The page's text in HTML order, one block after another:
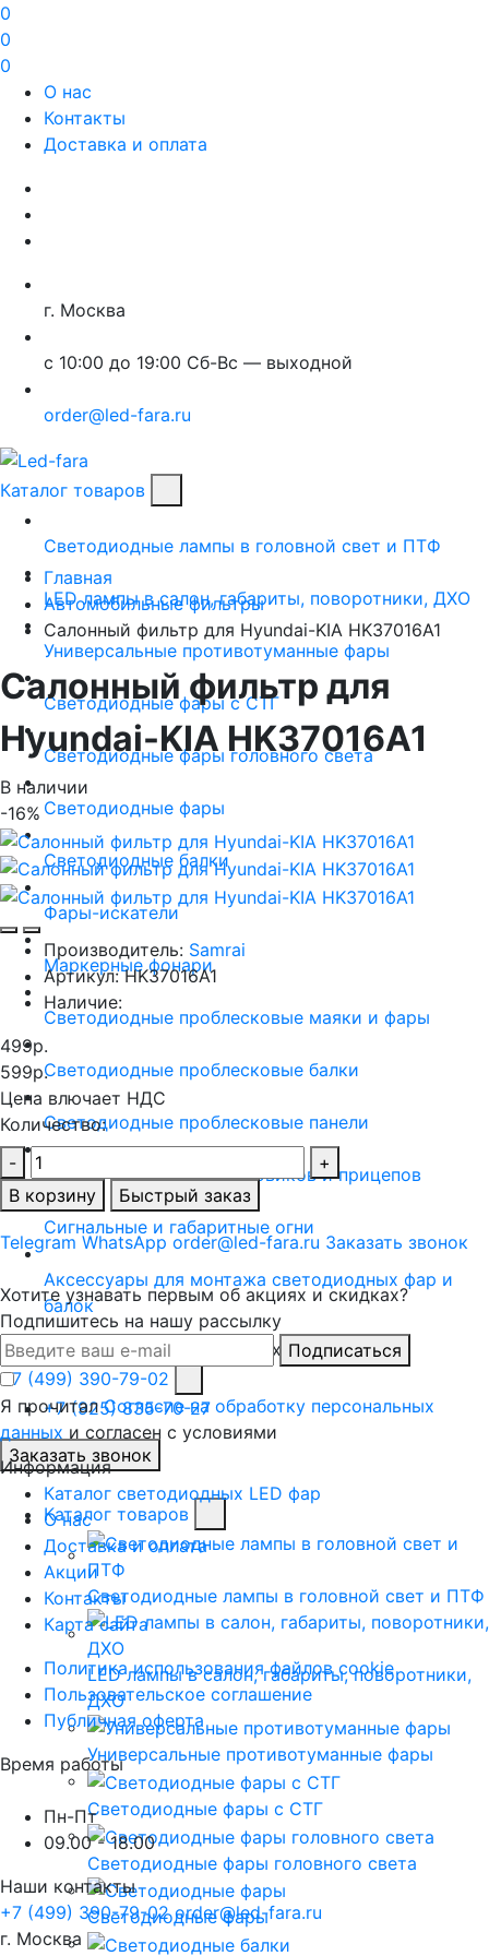
0
0
0
О нас
Контакты
Доставка и оплата
г. Москва
с 10:00 до 19:00 Сб-Вс — выходной
order@led-fara.ru
Каталог товаров
Светодиодные лампы в головной свет и ПТФ
LED лампы в салон, габариты, поворотники, ДХО
Универсальные противотуманные фары
Светодиодные фары с СТГ
Светодиодные фары головного света
Светодиодные фары
Светодиодные балки
Фары-искатели
Маркерные фонари
Светодиодные проблесковые маяки и фары
Светодиодные проблесковые балки
Светодиодные проблесковые панели
Задние фонари для грузовиков и прицепов
Сигнальные и габаритные огни
Аксессуары для монтажа светодиодных фар и
балок
Светодиодные фары на спецтехнику
+7 (499) 390-79-02
+7 (925) 835-70-27
Заказать звонок
Каталог товаров
Светодиодные лампы в головной свет и ПТФ
LED лампы в салон, габариты, поворотники,
ДХО
Универсальные противотуманные фары
Светодиодные фары с СТГ
Светодиодные фары головного света
Светодиодные фары
Главная
Автомобильные фильтры
Салонный фильтр для Hyundai-KIA HK37016A1
Салонный фильтр для
Hyundai-KIA HK37016A1
В наличии
-16%
Производитель: Samrai
Артикул:HK37016A1
Наличие:
499р.
599р.
Цена влючает НДС
Количество:
-
+
В корзину
Быстрый заказ
Telegram WhatsApp order@led-fara.ru Заказать звонок
Хотите узнавать первым об акциях и скидках?
Подпишитесь на нашу рассылку
Подписаться
Я прочиталСогласие на обработку персональных
данных и согласен с условиями
Информация
Каталог светодиодных LED фар
О нас
Доставка и оплата
Акции
Контакты
Карта сайта
Политика использования файлов cookie
Пользовательское соглашение
Публичная оферта
Время работы
Пн-Пт
09.00 - 18.00
Наши контакты
+7 (499) 390-79-02 order@led-fara.ru
г. Москва